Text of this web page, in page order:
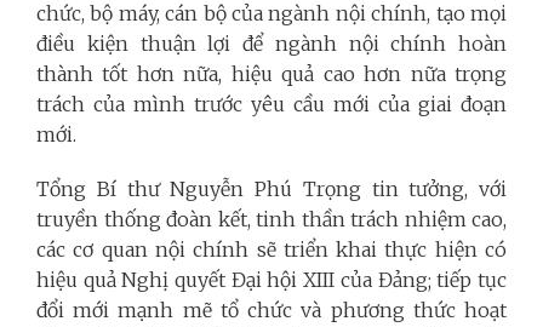
chức, bộ máy, cán bộ của ngành nội chính, tạo mọi
điều kiện thuận lợi để ngành nội chính hoàn
thành tốt hơn nữa, hiệu quả cao hơn nữa trọng
trách của mình trước yêu cầu mới của giai đoạn
mới.
Tổng Bí thư Nguyễn Phú Trọng tin tưởng, với
truyền thống đoàn kết, tinh thần trách nhiệm cao,
các cơ quan nội chính sẽ triển khai thực hiện có
hiệu quả Nghị quyết Đại hội XIII của Đảng; tiếp tục
đổi mới mạnh mẽ tổ chức và phương thức hoạt